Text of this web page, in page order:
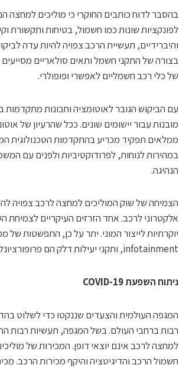
בהסבר לדוח כותבים החוקרי כי מוליכים למחצה
לפונקציות שונות כמו חשמול, בטיחות ותקשורת
והיברידיים, תעשיית הרכב צפויה להיות עדה
בצורה של התקני חשמל ותאים סולאריים
של כלי רכב חשמליים לאפשרי ופופולרי.
עם הביקוש הגובר לאוטומציה ותכונות
מובנות עבור יישומים שונים. ככל שהרעיון של
ממלאים תפקיד מכריע בהתקדמות הטכנולוגית
במהירות לנוחות, לפרודוקטיביות ולפנים עם
הנהיגה.
הצמיחה של שוק המוליכים למחצה לרכב צפויה
אלקטרוני לרכב. אחד הזרזים העיקריים לצמיחת
יוקרתיות לייצור המוני. יתר על כן, התפשטות
infotainment, ותקני יעילות דלק הם פרופורציונליים ישירות לצמיחה של שוק המוליכים למחצה של הרכב.
ניתוח השפעת COVID-19
המגפה העולמית והצעדים שננקטו כדי לשלוט
רבות ברחבי העולם. בשל המגפה, תעשיות רבות
למחצה לרכב אינם יוצאי דופן. המכירות של
חשמול הרכב והדיגיטציה והיקף מכירות הרכב.